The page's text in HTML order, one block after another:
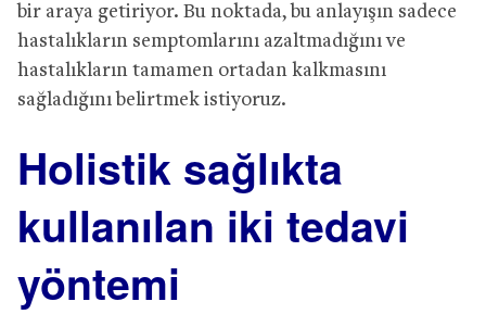
bir araya getiriyor. Bu noktada, bu anlayışın sadece
hastalıkların semptomlarını azaltmadığını ve
hastalıkların tamamen ortadan kalkmasını
sağladığını belirtmek istiyoruz.
Holistik sağlıkta
kullanılan iki tedavi
yöntemi